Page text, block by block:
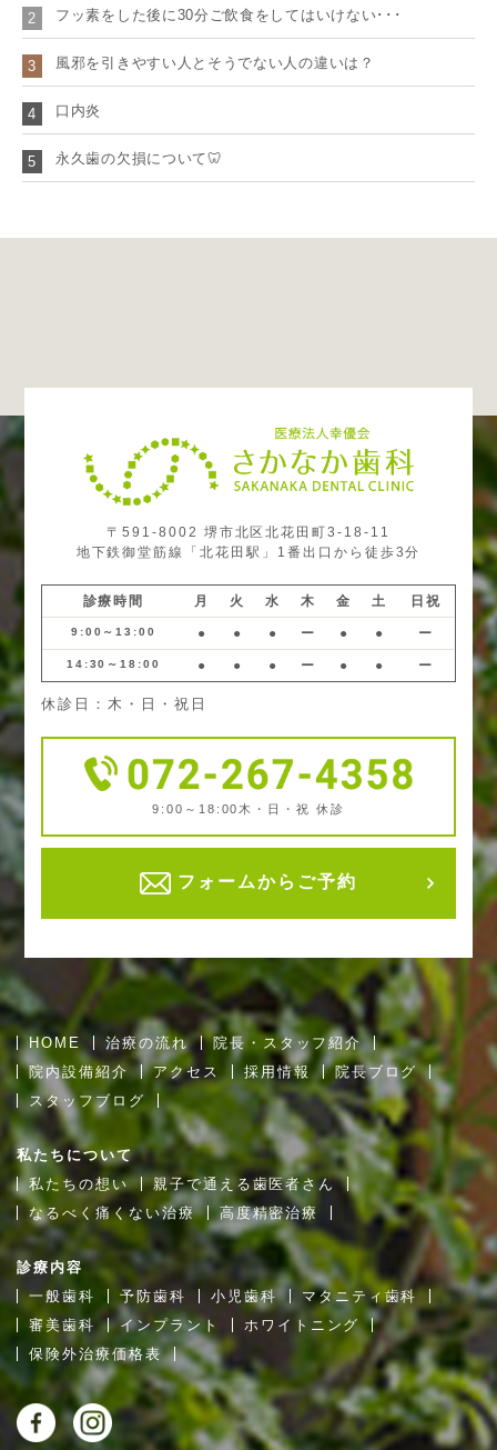
2 フッ素をした後に30分ご飲食をしてはいけない･･･
3 風邪を引きやすい人とそうでない人の違いは？
4 口内炎
5 永久歯の欠損について🦷
〒591-8002 堺市北区北花田町3-18-11
地下鉄御堂筋線「北花田駅」1番出口から徒歩3分
診療時間 月 火 水 木 金 土 日祝
9:00～13:00 ● ● ● ー ● ● ー
14:30～18:00 ● ● ● ー ● ● ー
休診日：木・日・祝日
9:00～18:00 木・日・祝 休診
フォームからご予約
HOME 治療の流れ
院長・スタッフ紹介
院内設備紹介
アクセス 採用情報
院長ブログ
スタッフブログ
私たちについて
私たちの想い
親子で通える歯医者さん
なるべく痛くない治療
高度精密治療
診療内容
一般歯科
予防歯科 小児歯科
マタニティ歯科
審美歯科
インプラント
ホワイトニング
保険外治療価格表